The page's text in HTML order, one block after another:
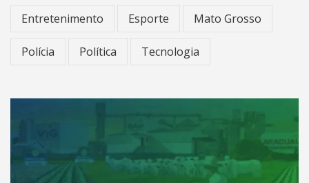
Entretenimento Esporte Mato Grosso
Polícia Política Tecnologia